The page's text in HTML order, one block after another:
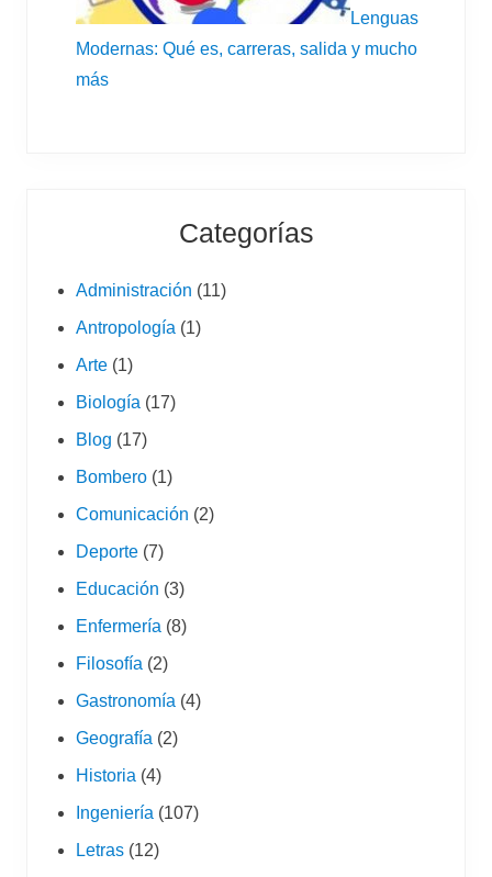
Lenguas
Modernas: Qué es, carreras, salida y mucho
más
Categorías
Administración (11)
Antropología (1)
Arte (1)
Biología (17)
Blog (17)
Bombero (1)
Comunicación (2)
Deporte (7)
Educación (3)
Enfermería (8)
Filosofía (2)
Gastronomía (4)
Geografía (2)
Historia (4)
Ingeniería (107)
Letras (12)